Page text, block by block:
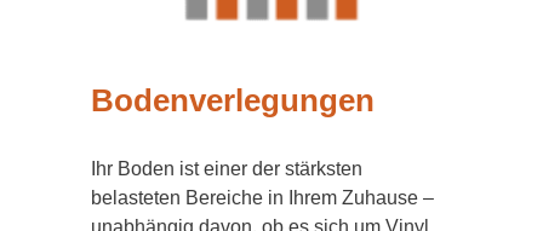
Bodenverlegungen
Ihr Boden ist einer der stärksten
belasteten Bereiche in Ihrem Zuhause –
unabhängig davon, ob es sich um Vinyl